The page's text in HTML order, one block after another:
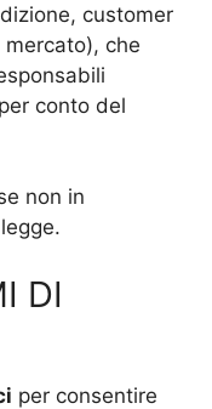
customer
che
conto del
non in
DI
per consentire